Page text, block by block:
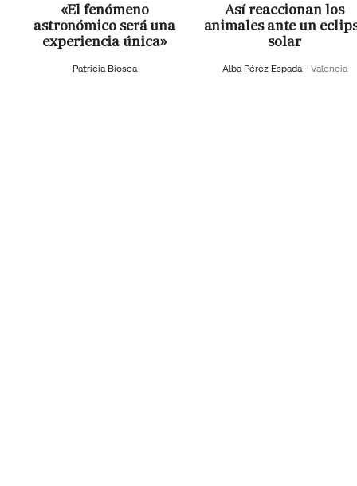
«El fenómeno
astronómico será una
experiencia única»
Patricia Biosca
Así reaccionan los
animales ante un
solar
Alba Pérez Espada Valencia